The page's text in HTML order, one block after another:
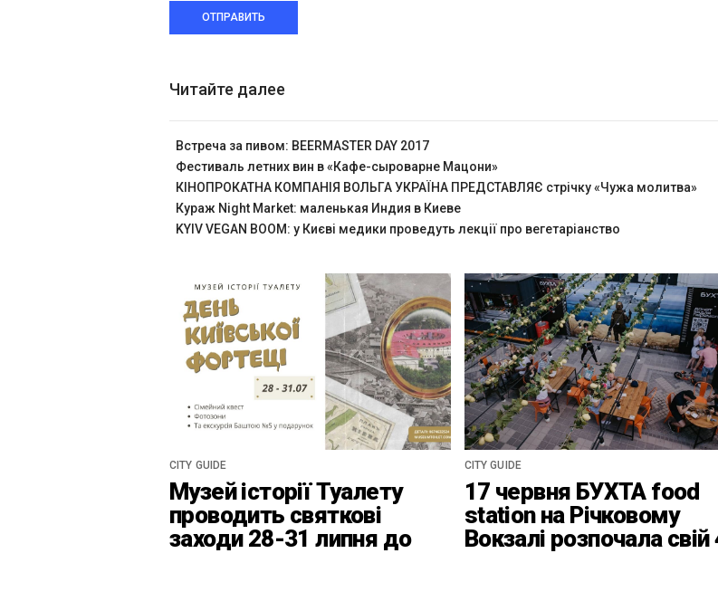
ОТПРАВИТЬ
Читайте далее
Встреча за пивом: BEERMASTER DAY 2017
Фестиваль летних вин в «Кафе-сыроварне Мацони»
КІНОПРОКАТНА КОМПАНІЯ ВОЛЬГА УКРАЇНА ПРЕДСТАВЛЯЄ стрічку «Чужа молитва»
Кураж Night Market: маленькая Индия в Киеве
KYIV VEGAN BOOM: у Києві медики проведуть лекції про вегетаріанство
CITY GUIDE
Музей історії Туалету
проводить святкові
заходи 28-31 липня до
CITY GUIDE
17 червня БУХТА food
station на Річковому
Вокзалі розпочала свій